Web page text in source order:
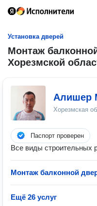
Установка дверей
Монтаж
Хорезмской
Алишер
Хорезмская
Паспорт проверен
Все виды строительных
Монтаж балконной
Ещё 26 услуг